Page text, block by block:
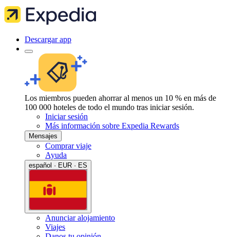
Descargar app
Los miembros pueden ahorrar al menos un 10 % en más de
100 000 hoteles de todo el mundo tras iniciar sesión.
Iniciar sesión
Más información sobre Expedia Rewards
Mensajes
Comprar viaje
Ayuda
español · EUR · ES
Anunciar alojamiento
Viajes